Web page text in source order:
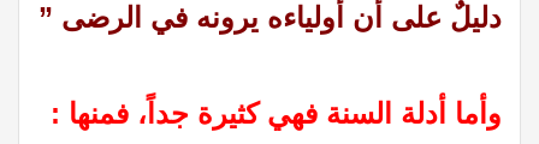
دليلٌ على أن أولياءه يرونه في الرضى ”
وأما أدلة السنة فهي كثيرة جداً، فمنها :